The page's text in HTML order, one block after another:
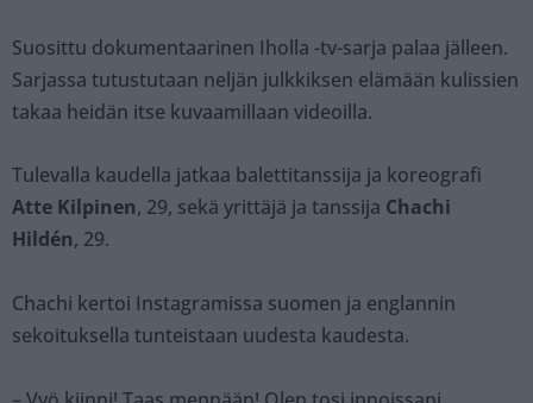
Suosittu dokumentaarinen Iholla -tv-sarja palaa jälleen.
Sarjassa tutustutaan neljän julkkiksen elämään kulissien
takaa heidän itse kuvaamillaan videoilla.
Tulevalla kaudella jatkaa balettitanssija ja koreografi
Atte Kilpinen, 29, sekä yrittäjä ja tanssija Chachi
Hildén, 29.
Chachi kertoi Instagramissa suomen ja englannin
sekoituksella tunteistaan uudesta kaudesta.